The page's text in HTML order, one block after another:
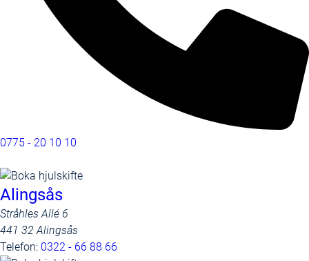
0775 - 20 10 10
Alingsås
Stråhles Allé 6
441 32 Alingsås
Telefon: 0322 - 66 88 66